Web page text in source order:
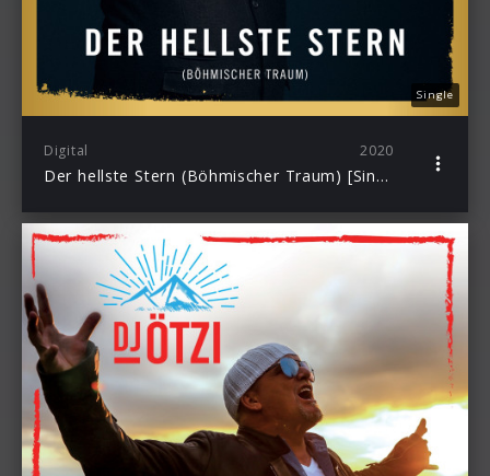
Single
Digital 2020
Der hellste Stern (Böhmischer Traum) [Single]